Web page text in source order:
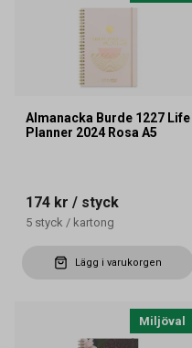
Almanacka Burde 1227 Life
Planner 2024 Rosa A5
174 kr / styck
5 styck / kartong
Lägg i varukorgen
Miljöval